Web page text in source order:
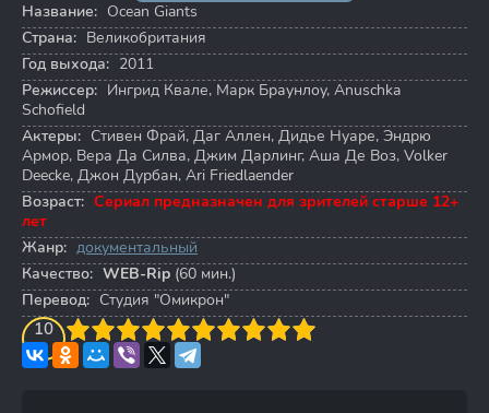
Название: Ocean Giants
Страна: Великобритания
Год выхода: 2011
Режиссер: Ингрид Квале, Марк Браунлоу, Anuschka
Schofield
Актеры: Стивен Фрай, Даг Аллен, Дидье Нуаре, Эндрю
Армор, Вера Да Силва, Джим Дарлинг, Аша Де Воз, Volker
Deecke, Джон Дурбан, Ari Friedlaender
Возраст: Сериал предназначен для зрителей старше 12+
лет
Жанр: документальный
Качество: WEB-Rip (60 мин.)
Перевод: Студия "Омикрон"
10
4 5 6 7 8 9 10